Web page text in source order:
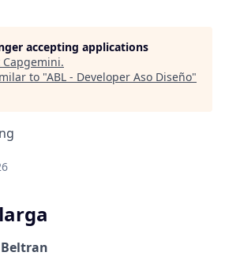
accepting applications
Capgemini.
to "ABL - Developer Aso Diseño"